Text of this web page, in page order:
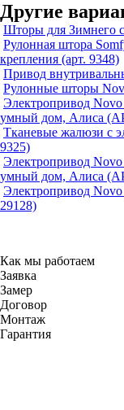
Другие
Шторы для Зимнего
Рулонная штора
крепления (арт. 9348)
Привод
Рулонные шторы
Электропривод Novo
умный дом, Алиса
Тканевые жалюзи с
9325)
Электропривод Novo
умный дом, Алиса
Электропривод
29128)
Как мы работаем
Заявка
Замер
Договор
Монтаж
Гарантия